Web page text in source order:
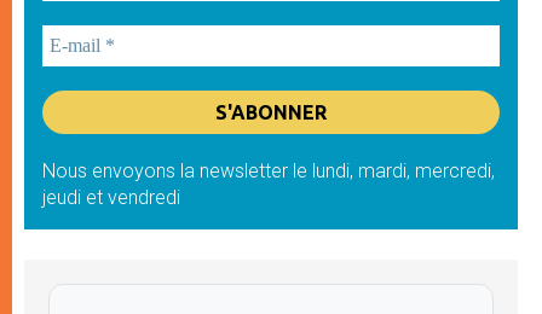
Nous envoyons la newsletter le lundi, mardi, mercredi,
jeudi et vendredi